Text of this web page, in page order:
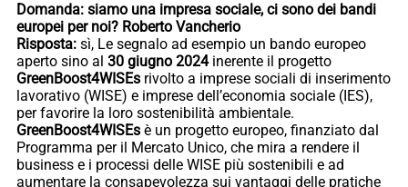
Domanda: siamo una impresa sociale, ci sono dei bandi
europei per noi? Roberto Vancherio
Risposta: sì, Le segnalo ad esempio un bando europeo
aperto sino al 30 giugno 2024inerente il progetto
GreenBoost4WISEs rivolto a imprese sociali di inserimento
lavorativo (WISE) e imprese dell’economia sociale (IES),
per favorire la loro sostenibilità ambientale.
GreenBoost4WISEs è un progetto europeo, finanziato dal
Programma per il Mercato Unico, che mira a rendere il
business e i processi delle WISE più sostenibili e ad
aumentare la consapevolezza sui vantaggi delle pratiche